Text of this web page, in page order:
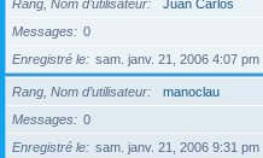
Rang, Nom d’utilisateur
Juan Carlos
Messages
0
Enregistré le
sam. janv. 21, 2006 4:07 pm
Rang, Nom d’utilisateur
manoclau
Messages
0
Enregistré le
sam. janv. 21, 2006 9:31 pm